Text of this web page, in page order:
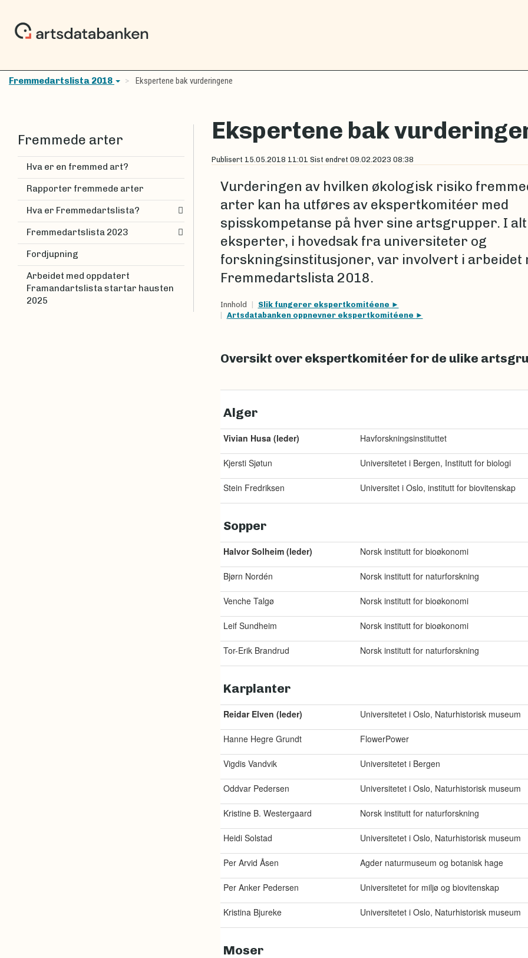
Fremmedartslista 2018 Ekspertene bak vurderingene
Ekspertene bak
Publisert 15.05.2018 11:01 Sist endret 09.02.2023 08:38
Vurderingen av hvilken økologisk risiko
arter kan ha utføres av ekspertkomitéer med
spisskompetanse på hver sine artsgrupper. I
eksperter, i hovedsak fra universiteter og
forskningsinstitusjoner, var involvert i arbeidet
Fremmedartslista 2018.
Innhold
Slik fungerer ekspertkomitéene
Artsdatabanken oppnevner ekspertkomitéene
Oversikt over ekspertkomitéer for de ulike
Alger
Vivian Husa (leder) Havforskningsinstituttet
Kjersti Sjøtun Universitetet i Bergen, Institutt for biologi
Stein Fredriksen Universitet i Oslo, institutt for biovitenskap
Sopper
Halvor Solheim (leder) Norsk institutt for bioøkonomi
Bjørn Nordén Norsk institutt for naturforskning
Venche Talgø Norsk institutt for bioøkonomi
Leif Sundheim Norsk institutt for bioøkonomi
Tor-Erik Brandrud Norsk institutt for naturforskning
Karplanter
Reidar Elven (leder) Universitetet i Oslo, Naturhistorisk museum
Hanne Hegre Grundt FlowerPower
Vigdis Vandvik Universitetet i Bergen
Oddvar Pedersen Universitetet i Oslo, Naturhistorisk museum
Kristine B. Westergaard Norsk institutt for naturforskning
Heidi Solstad Universitetet i Oslo, Naturhistorisk museum
Per Arvid Åsen Agder naturmuseum og botanisk hage
Per Anker Pedersen Universitetet for miljø og biovitenskap
Kristina Bjureke Universitetet i Oslo, Naturhistorisk museum
Moser
Fremmede arter
Hva er en fremmed art?
Rapporter fremmede arter
Hva er Fremmedartslista?
Fremmedartslista 2023
Fordjupning
Arbeidet med oppdatert
Framandartslista startar hausten
2025